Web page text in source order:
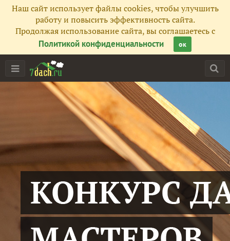
Наш сайт использует файлы cookies, чтобы улучшить
работу и повысить эффективность сайта.
Продолжая использование сайта, вы соглашаетесь с
Политикой конфиденциальности
ок